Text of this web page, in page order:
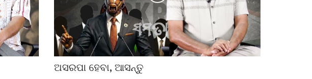
ଅସରପା ହେବା, ଆସନ୍ତୁ